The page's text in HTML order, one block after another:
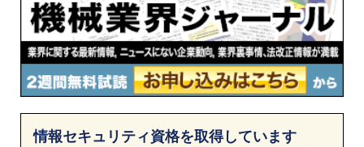
情報セキュリティ資格を取得しています